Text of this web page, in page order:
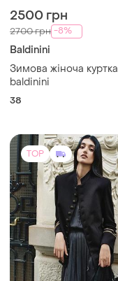
2500 грн
2700 грн -8%
Baldinini
Зимова жіноча куртка
baldinini
38
TOP